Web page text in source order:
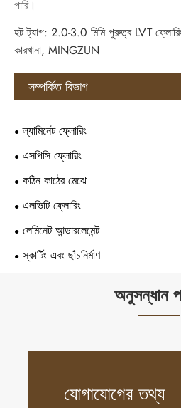
পারি।
হট ট্যাগ: 2.0-3.0 মিমি পুরুত্ব LVT
কারখানা, MINGZUN
সম্পর্কিত বিভাগ
ল্যামিনেট ফ্লোরিং
এসপিসি ফ্লোরিং
কঠিন কাঠের মেঝে
এলভিটি ফ্লোরিং
লেমিনেট আন্ডারলেমেন্ট
স্কার্টিং এবং ছাঁচনির্মাণ
অনুসন্ধান
যোগাযোগের তথ্য